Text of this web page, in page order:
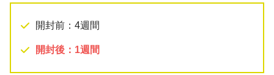
開封前：4週間
開封後：1週間